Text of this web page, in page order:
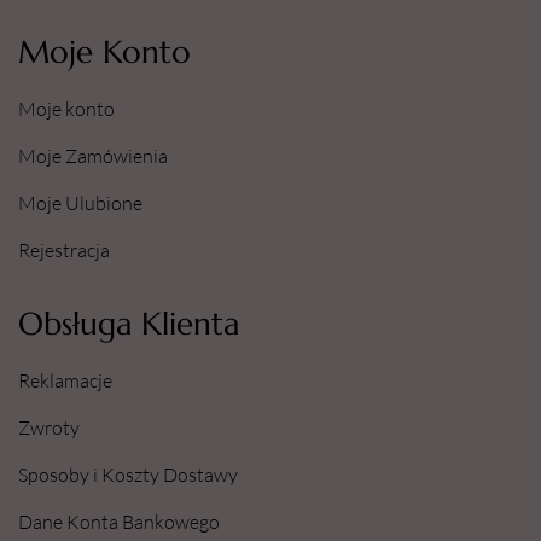
Moje Konto
Moje konto
Moje Zamówienia
Moje Ulubione
Rejestracja
Obsługa Klienta
Reklamacje
Zwroty
Sposoby i Koszty Dostawy
Dane Konta Bankowego